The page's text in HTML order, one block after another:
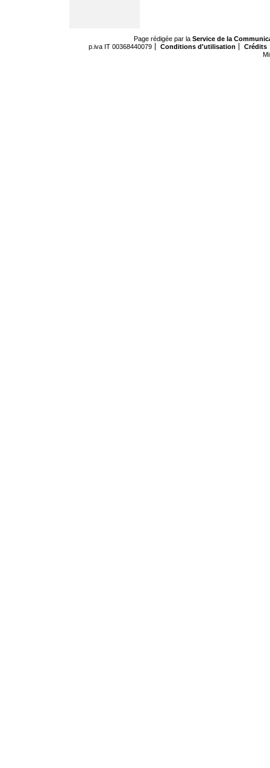
Page rédigée par la Service de la
p.iva IT 00368440079
Conditions d'utilisation
Crédits